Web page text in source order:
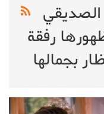
الصديقي
رفقة
بجمالها